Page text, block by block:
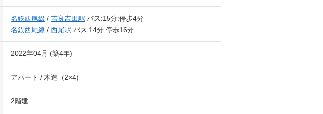
名鉄西尾線 / 吉良吉田駅 バス:15分:停歩4分
名鉄西尾線 / 西尾駅 バス:14分:停歩16分
2022年04月 (築4年)
アパート / 木造（2×4)
2階建